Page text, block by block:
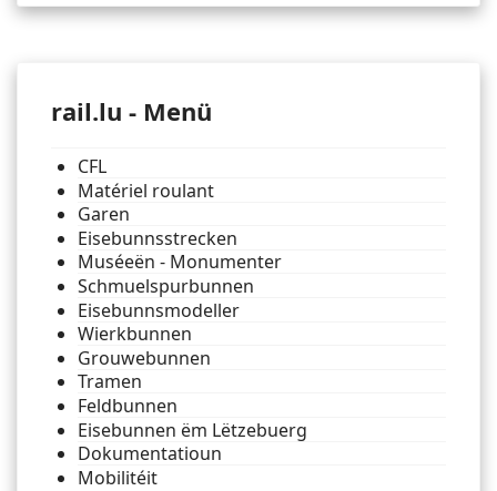
rail.lu - Menü
CFL
Matériel roulant
Garen
Eisebunnsstrecken
Muséeën - Monumenter
Schmuelspurbunnen
Eisebunnsmodeller
Wierkbunnen
Grouwebunnen
Tramen
Feldbunnen
Eisebunnen ëm Lëtzebuerg
Dokumentatioun
Mobilitéit